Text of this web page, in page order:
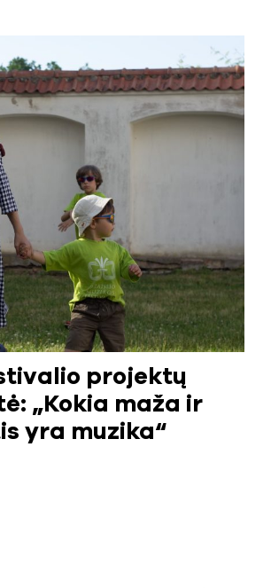
projektų
„Kokia maža ir
yra muzika“